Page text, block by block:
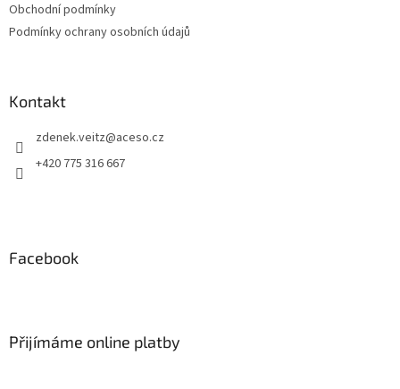
Obchodní podmínky
Podmínky ochrany osobních údajů
Kontakt
zdenek.veitz@aceso.cz
+420 775 316 667
Facebook
Přijímáme online platby